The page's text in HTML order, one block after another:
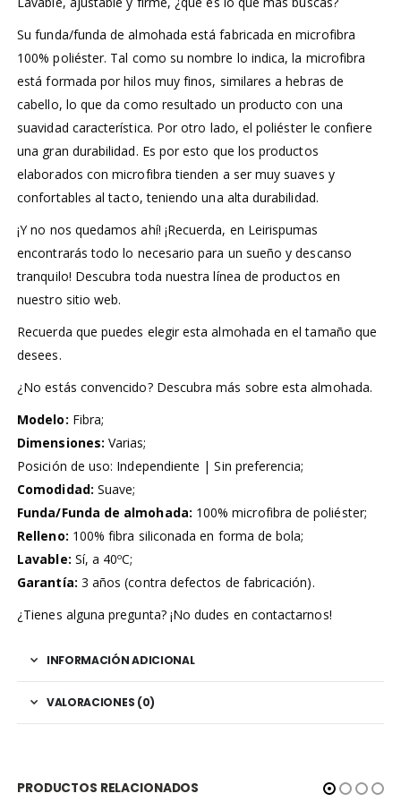
Su funda/funda de almohada está fabricada en microfibra
100% poliéster. Tal como su nombre lo indica, la microfibra
está formada por hilos muy finos, similares a hebras de
cabello, lo que da como resultado un producto con una
suavidad característica. Por otro lado, el poliéster le confiere
una gran durabilidad. Es por esto que los productos
elaborados con microfibra tienden a ser muy suaves y
confortables al tacto, teniendo una alta durabilidad.
¡Y no nos quedamos ahí! ¡Recuerda, en Leirispumas
encontrarás todo lo necesario para un sueño y descanso
tranquilo! Descubra toda nuestra línea de productos en
nuestro sitio web.
Recuerda que puedes elegir esta almohada en el tamaño que
desees.
¿No estás convencido? Descubra más sobre esta almohada.
Modelo: Fibra;
Dimensiones: Varias;
Posición de uso: Independiente | Sin preferencia;
Comodidad: Suave;
Funda/Funda de almohada: 100% microfibra de poliéster;
Relleno: 100% fibra siliconada en forma de bola;
Lavable: Sí, a 40ºC;
Garantía: 3 años (contra defectos de fabricación).
¿Tienes alguna pregunta? ¡No dudes en contactarnos!
INFORMACIÓN ADICIONAL
VALORACIONES (0)
PRODUCTOS RELACIONADOS